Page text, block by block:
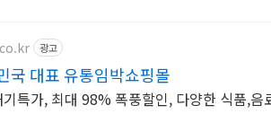
광고
국 대표 유통임박쇼핑몰
특가, 최대 98% 폭풍할인, 다양한 식품,음